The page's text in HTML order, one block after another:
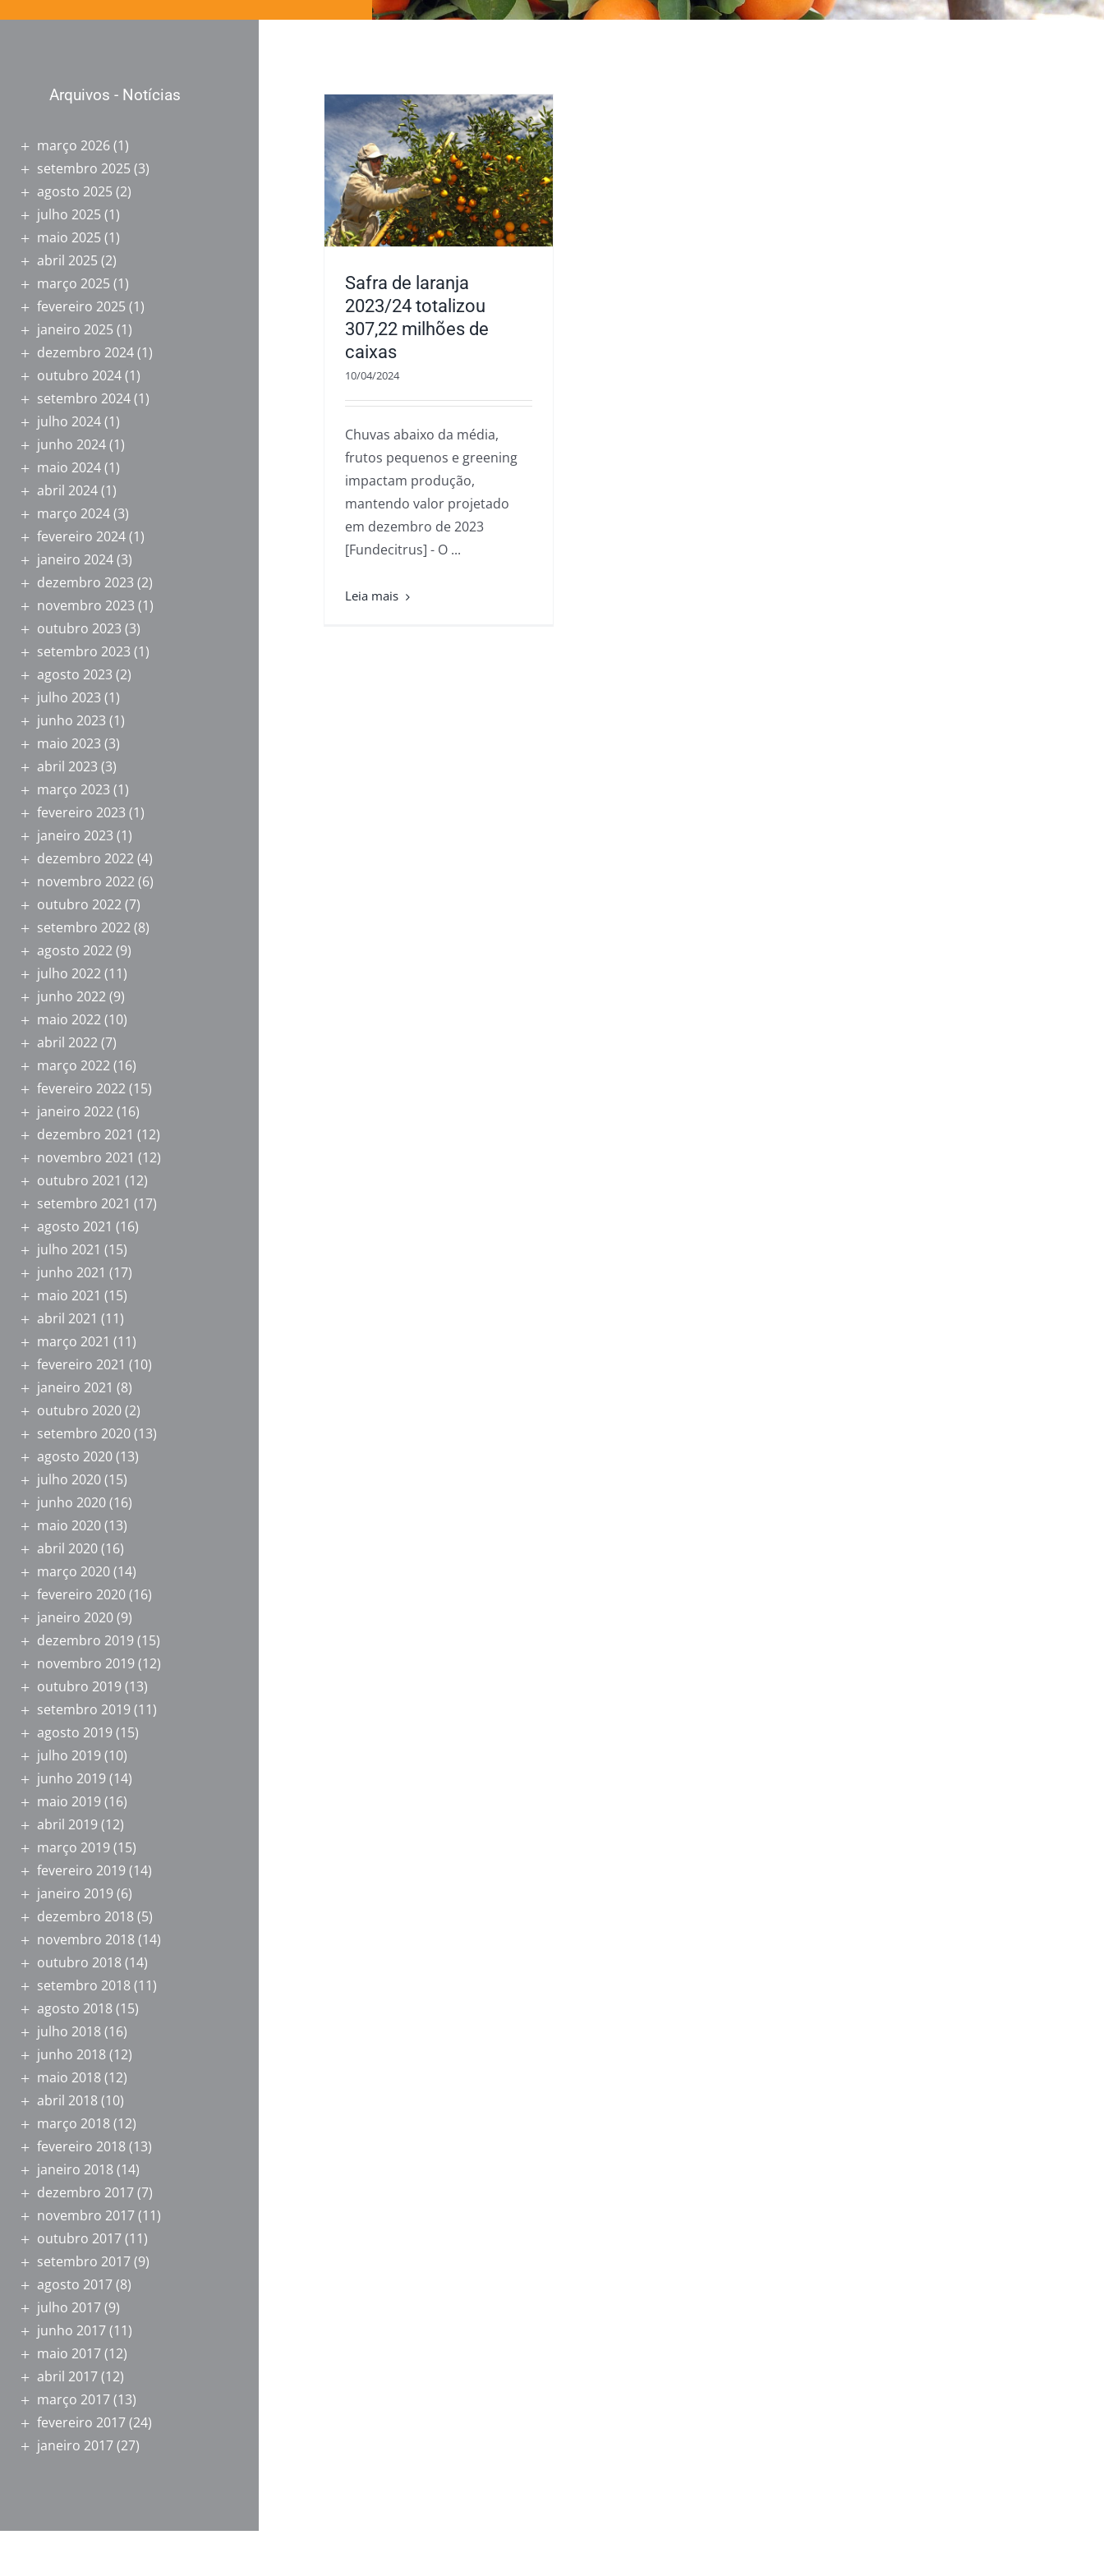
Safra de laranja
2023/24 totalizou
307,22 milhões de
caixas
10/04/2024
Chuvas abaixo da média,
frutos pequenos e greening
impactam produção,
mantendo valor projetado
em dezembro de 2023
[Fundecitrus] - O ...
Arquivos - Notícias
março 2026(1)
setembro 2025 (3)
agosto 2025 (2)
julho 2025 (1)
maio 2025 (1)
abril 2025 (2)
março 2025 (1)
fevereiro 2025 (1)
janeiro 2025 (1)
dezembro 2024(1)
outubro 2024(1)
setembro 2024(1)
julho 2024(1)
junho 2024(1)
maio 2024(1)
abril 2024(1)
março 2024(3)
fevereiro 2024(1)
janeiro 2024(3)
dezembro 2023 (2)
novembro 2023 (1)
outubro 2023 (3)
setembro 2023 (1)
agosto 2023 (2)
julho 2023 (1)
junho 2023 (1)
maio 2023 (3)
abril 2023 (3)
março 2023 (1)
fevereiro 2023 (1)
janeiro 2023 (1)
dezembro 2022(4)
novembro 2022(6)
outubro 2022(7)
setembro 2022(8)
agosto 2022(9)
julho 2022(11)
junho 2022(9)
maio 2022(10)
abril 2022(7)
março 2022(16)
fevereiro 2022(15)
janeiro 2022(16)
dezembro 2021 (12)
novembro 2021 (12)
outubro 2021 (12)
setembro 2021 (17)
agosto 2021 (16)
julho 2021 (15)
junho 2021 (17)
maio 2021 (15)
abril 2021 (11)
março 2021 (11)
fevereiro 2021 (10)
janeiro 2021 (8)
outubro 2020(2)
setembro 2020(13)
agosto 2020(13)
julho 2020(15)
junho 2020(16)
maio 2020(13)
abril 2020(16)
março 2020(14)
fevereiro 2020(16)
janeiro 2020(9)
dezembro 2019(15)
novembro 2019(12)
outubro 2019(13)
setembro 2019(11)
agosto 2019(15)
julho 2019(10)
junho 2019(14)
maio 2019(16)
abril 2019(12)
março 2019(15)
fevereiro 2019(14)
janeiro 2019(6)
dezembro 2018(5)
novembro 2018(14)
outubro 2018(14)
setembro 2018(11)
agosto 2018(15)
julho 2018(16)
junho 2018(12)
maio 2018(12)
abril 2018(10)
março 2018(12)
fevereiro 2018(13)
janeiro 2018(14)
dezembro 2017(7)
novembro 2017(11)
outubro 2017(11)
setembro 2017(9)
agosto 2017(8)
julho 2017(9)
junho 2017(11)
maio 2017(12)
abril 2017(12)
março 2017(13)
fevereiro 2017(24)
janeiro 2017(27)